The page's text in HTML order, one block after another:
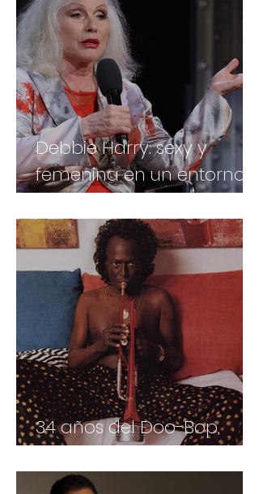
Debbie Harry: sexy y
femenina en un entorno
punk
34 años del Doo-Bop,
Miles al final de su vida